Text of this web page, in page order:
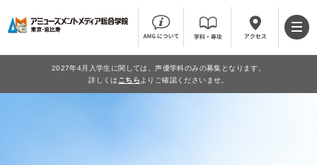
2027年4月入学生に関しては、声優学科のみの募集となります。
詳しくは こちら よりご確認くださいませ。